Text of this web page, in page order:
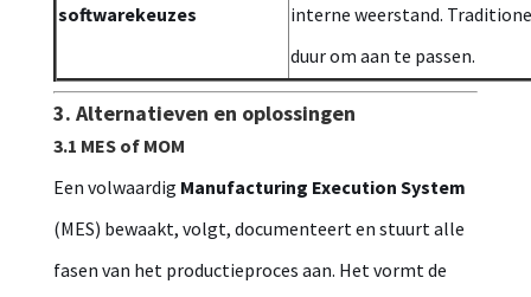
softwarekeuzes
interne weerstand.
duur om aan te passen.
3. Alternatieven en oplossingen
3.1 MES of MOM
Een volwaardig Manufacturing Execution System
(MES) bewaakt, volgt, documenteert en stuurt alle
fasen van het productieproces aan. Het vormt de